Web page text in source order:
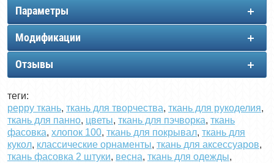
Параметры
Модификации
Отзывы
теги:
peppy ткань, ткань для творчества, ткань для рукоделия,
ткань для панно, цветы, ткань для пэчворка, ткань
фасовка, хлопок 100, ткань для покрывал, ткань для
кукол, классические орнаменты, ткань для аксессуаров,
ткань фасовка 2 штуки, весна, ткань для одежды,